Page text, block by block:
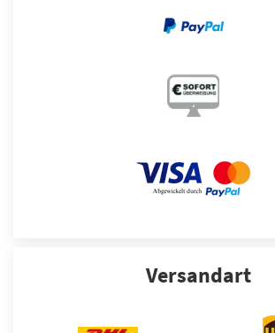
Versandart